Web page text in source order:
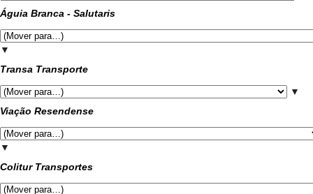
Águia Branca - Salutaris
▼
Transa Transporte
▼
Viação Resendense
▼
Colitur Transportes